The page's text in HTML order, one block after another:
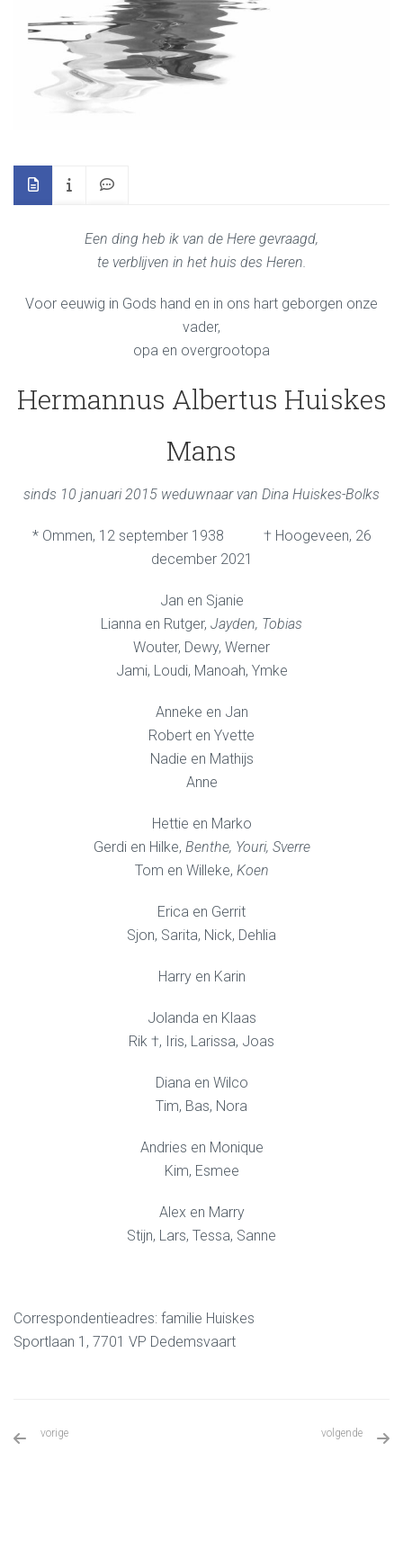
Een ding heb ik van de Here gevraagd,
te verblijven in het huis des Heren.
Voor eeuwig in Gods hand en in ons hart geborgen onze
vader,
opa en overgrootopa
Hermannus Albertus Huiskes
Mans
sinds 10 januari 2015 weduwnaar van Dina Huiskes-Bolks
* Ommen, 12 september 1938 † Hoogeveen, 26
december 2021
Jan en Sjanie
Lianna en Rutger, Jayden, Tobias
Wouter, Dewy, Werner
Jami, Loudi, Manoah, Ymke
Anneke en Jan
Robert en Yvette
Nadie en Mathijs
Anne
Hettie en Marko
Gerdi en Hilke, Benthe, Youri, Sverre
Tom en Willeke, Koen
Erica en Gerrit
Sjon, Sarita, Nick, Dehlia
Harry en Karin
Jolanda en Klaas
Rik †, Iris, Larissa, Joas
Diana en Wilco
Tim, Bas, Nora
Andries en Monique
Kim, Esmee
Alex en Marry
Stijn, Lars, Tessa, Sanne
Correspondentieadres: familie Huiskes
Sportlaan 1, 7701 VP Dedemsvaart
vorige volgende